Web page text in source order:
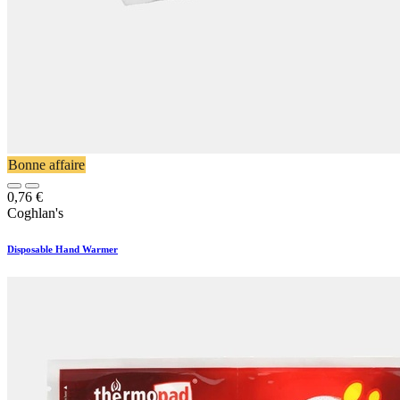
Bonne affaire
0,76 €
Coghlan's
Disposable Hand Warmer